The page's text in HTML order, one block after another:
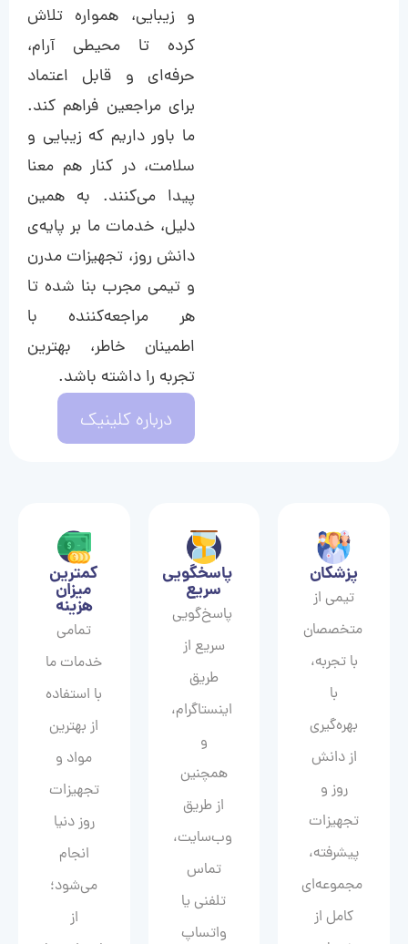
و زیبایی، همواره تلاش
کرده تا محیطی آرام،
حرفه‌ای و قابل اعتماد
برای مراجعین فراهم کند.
ما باور داریم که زیبایی و
سلامت، در کنار هم معنا
پیدا می‌کنند. به همین
دلیل، خدمات ما بر پایه‌ی
دانش روز، تجهیزات مدرن
و تیمی مجرب بنا شده تا
هر مراجعه‌کننده با
اطمینان خاطر، بهترین
تجربه را داشته باشد.
درباره کلینیک
پزشکان
تیمی از
متخصصان
با تجربه،
با
بهره‌گیری
از دانش
روز و
تجهیزات
پیشرفته،
مجموعه‌ای
کامل از
پاسخگویی
سریع
پاسخ‌گویی
سریع از
طریق
اینستاگرام،
و
همچنین
از طریق
وب‌سایت،
تماس
تلفنی یا
واتساپ
کمترین
میزان
هزینه
تمامی
خدمات ما
با استفاده
از بهترین
مواد و
تجهیزات
روز دنیا
انجام
می‌شود؛
از